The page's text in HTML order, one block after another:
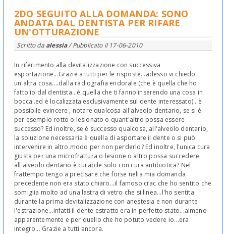
2DO SEGUITO ALLA DOMANDA: SONO
ANDATA DAL DENTISTA PER RIFARE
UN'OTTURAZIONE
Scritto da alessia/ Pubblicato il 17-06-2010
In riferimento alla devitalizzazione con successiva
esportazione...Grazie a tutti per le risposte...adesso vi chiedo
un'altra cosa....dalla radiografia endorale (che è quella che ho
fatto io dal dentista...è quella che ti fanno inserendo una cosa in
bocca..ed è localizzata esclusivamente sul dente interessato)...è
possibile evincere , notare qualcosa all'alveolo dentario, se si è
per esempio rotto o lesionato o quant'altro possa essere
successo? Ed inoltre, se è successo qualcosa, all'alveolo dentario,
la soluzione necessaria è quella di asportare il dente o si può
intervenire in altro modo per non perderlo? Ed inoltre, l'unica cura
giusta per una microfrattura o lesione o altro possa succedere
all'alveolo dentario è curabile solo con cura antibiotica? Nel
frattempo tengo a precisare che forse nella mia domanda
precedente non era stato chiaro...il famoso crac che ho sentito che
somiglia molto ad una lastra di vetro che si linea...l'ho sentita
durante la prima devitalizzazione con anestesia e non durante
l'estrazione...infatti il dente estratto era in perfetto stato...almeno
apparentemente e per quello che ho potuto vedere io...era
integro... Grazie a tutti ancora.